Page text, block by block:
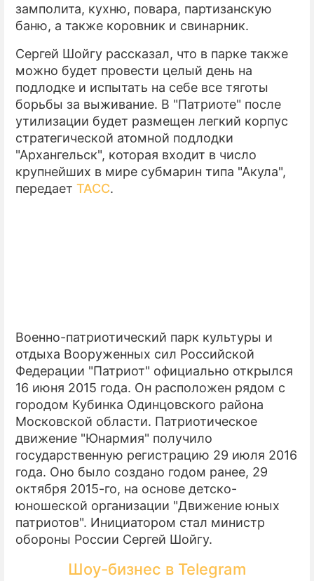
замполита, кухню, повара, партизанскую
баню, а также коровник и свинарник.
Сергей Шойгу рассказал, что в парке также
можно будет провести целый день на
подлодке и испытать на себе все тяготы
борьбы за выживание. В "Патриоте" после
утилизации будет размещен легкий корпус
стратегической атомной подлодки
"Архангельск", которая входит в число
крупнейших в мире субмарин типа "Акула",
передает ТАСС.
Военно-патриотический парк культуры и
отдыха Вооруженных сил Российской
Федерации "Патриот" официально открылся
16 июня 2015 года. Он расположен рядом с
городом Кубинка Одинцовского района
Московской области. Патриотическое
движение "Юнармия" получило
государственную регистрацию 29 июля 2016
года. Оно было создано годом ранее, 29
октября 2015-го, на основе детско-
юношеской организации "Движение юных
патриотов". Инициатором стал министр
обороны России Сергей Шойгу.
Шоу-бизнес в Telegram